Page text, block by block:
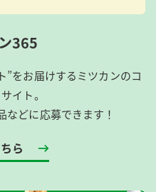
365
”をお届けするミツカンのコ
イト。
どに応募できます！
ら